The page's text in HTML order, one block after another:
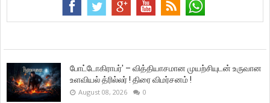
போட்டோகிராபர்' – வித்தியாசமான முயற்சியுடன் உருவான
உளவியல் த்ரில்லர் ! திரை விமர்சனம் !
August 08, 2026 0